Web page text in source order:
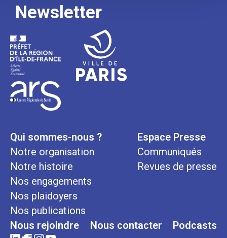
Newsletter
Qui sommes-nous ?
Notre organisation
Notre histoire
Nos engagements
Nos plaidoyers
Nos publications
Espace Presse
Communiqués
Revues de presse
Nous rejoindre Nous contacter Podcasts